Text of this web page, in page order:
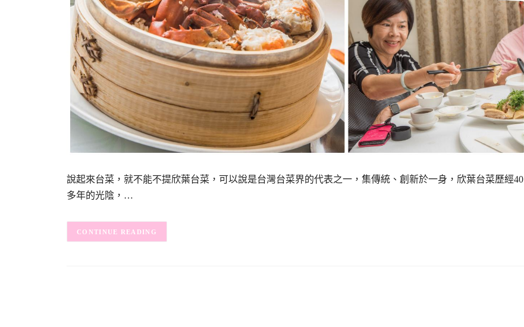
說起來台菜，就不能不提欣葉台菜，可以說是台灣台菜界的代表之一，集傳統、創新於一身，欣葉台菜歷經40
多年的光陰，…
CONTINUE READING